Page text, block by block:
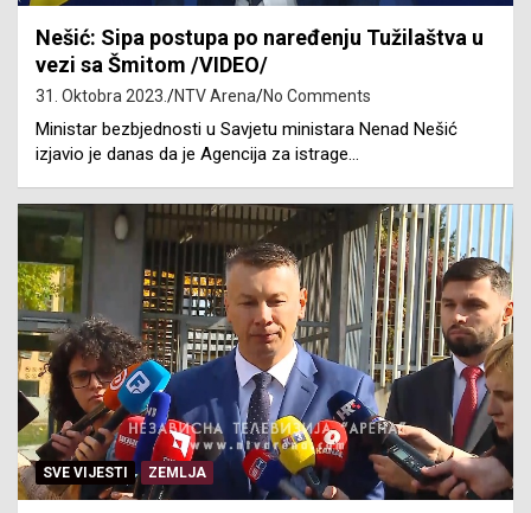
Nešić: Sipa postupa po naređenju Tužilaštva u
vezi sa Šmitom /VIDEO/
31. Oktobra 2023. NTV Arena No Comments
Ministar bezbjednosti u Savjetu ministara Nenad Nešić
izjavio je danas da je Agencija za istrage…
SVE VIJESTI ZEMLJA